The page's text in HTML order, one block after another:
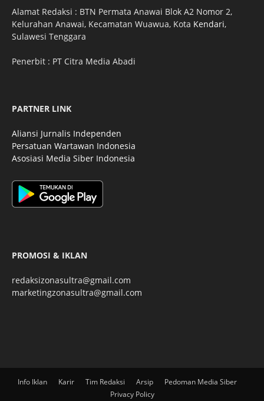
Alamat Redaksi : BTN Permata Anawai Blok A2 Nomor 2,
Kelurahan Anawai, Kecamatan Wuawua, Kota Kendari,
Sulawesi Tenggara
Penerbit : PT Citra Media Abadi
PARTNER LINK
Aliansi Jurnalis Independen
Persatuan Wartawan Indonesia
Asosiasi Media Siber Indonesia
PROMOSI & IKLAN
redaksizonasultra@gmail.com
marketingzonasultra@gmail.com
Info Iklan Karir Tim Redaksi Arsip
Pedoman Media Siber
Privacy Policy